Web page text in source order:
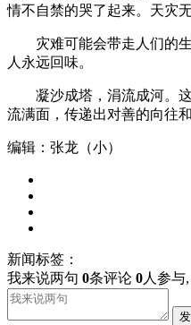
情不自禁的哭了起来。天灾
灾难可能会带走人们的生
人永远回味。
凝沙成塔，涓流成河。这
流满面，传递出对善的向往
编辑：张龙（小）
新闻标签：
我来说两句 0条评论 0人参与,